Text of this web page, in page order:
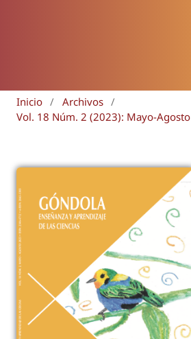
Inicio / Archivos /
Vol. 18 Núm. 2 (2023): Mayo-Agosto